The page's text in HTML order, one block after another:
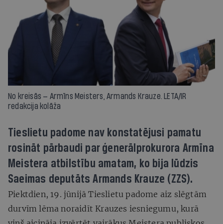
No kreisās — Armīns Meisters, Armands Krauze. LETA/IR
redakcija kolāža
Tieslietu padome nav konstatējusi pamatu
rosināt pārbaudi par ģenerālprokurora Armīna
Meistera atbilstību amatam, ko bija lūdzis
Saeimas deputāts Armands Krauze (ZZS).
Piektdien, 19. jūnijā Tieslietu padome aiz slēgtām
durvīm lēma noraidīt Krauzes iesniegumu, kurā